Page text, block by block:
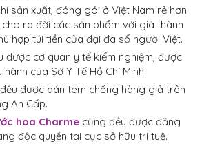
sản xuất, đóng gói ở Việt Nam rẻ hơn
cho ra đời các sản phẩm với giá thành
hợp túi tiền của đại đa số người Việt.
được cơ quan y tế kiểm nghiệm, được
của Sở Y Tế Hồ Chí Minh.
được dán tem chống hàng giả trên
An Cấp.
hoa Charme cũng đều được đăng
độc quyền tại cục sở hữu trí tuệ.